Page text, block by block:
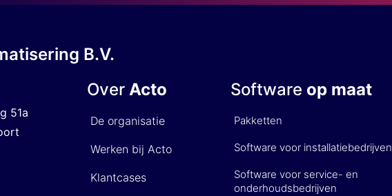
B.V.
51a
Over Acto
De organisatie
Werken bij Acto
Klantcases
Software op maat
Pakketten
Software voor installatiebedrijven
Software voor service- en
onderhoudsbedrijven